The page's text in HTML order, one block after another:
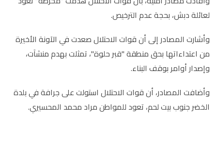
لعائلة دبش، بحجة عدم الترخيص.
وأشارت المصادر إلى أن قوات الاحتلال صعدت في الآونة الأخيرة
من اعتداءاتها بحق منطقة "قبر حلوة"، تمثلت بهدم منشآت،
وإصدار أوامر بوقف البناء.
وأضافت المصادر، أن قوات الاحتلال استولت على جرافة في بلدة
الخضر جنوب بيت لحم، تعود للمواطن مراد محمد المحسيري.